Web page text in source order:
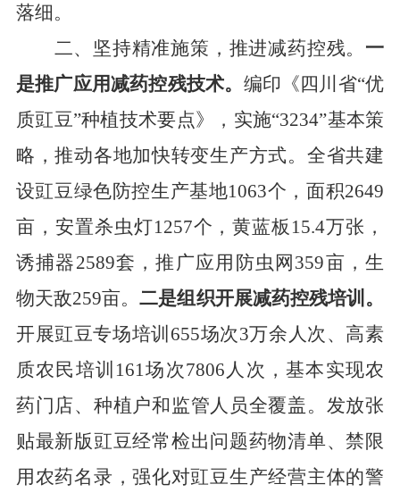
落细。
二、坚持精准施策，推进减药控残。 一
是推广应用减药控残技术。 编印《四川省“优
质豇豆”种植技术要点》，实施“3234”基本策
略，推动各地加快转变生产方式。 全省共建
设豇豆绿色防控生产基地1063个 ， 面积2649
亩，安置杀虫灯1257个，黄蓝板 15.4万张，
诱捕器2589套，推广应用防虫网 359亩，生
物天敌259亩。二是组织开展减药控残培训。
开展豇豆专场培训 655场次3万余人次、高素
质农民培训 161场次7806 人次，基本实现农
药门店、 种植户和监管人员全覆盖。 发放张
贴最新版豇豆经常检出问题药物清单、禁限
用农药名录，强化对豇豆生产经营主体的警